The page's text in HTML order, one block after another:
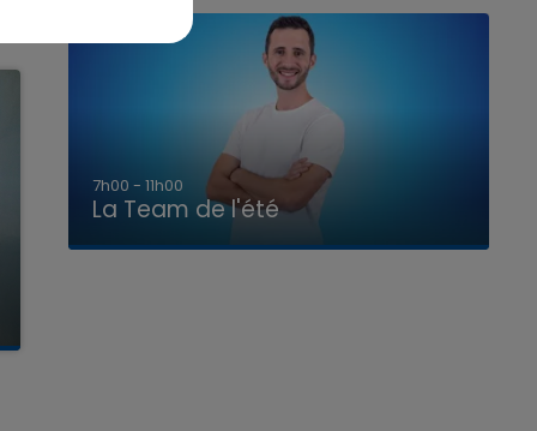
7h00 - 11h00
La Team de l'été